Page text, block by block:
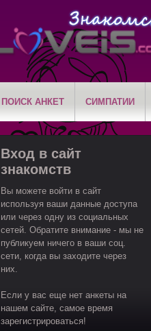
ПОИСК АНКЕТ СИМПАТИИ
Вход в сайт
знакомств
Вы можете войти в сайт
используя ваши данные доступа
или через одну из социальных
сетей. Обратите внимание - мы не
публикуем ничего в ваши соц.
сети, когда вы заходите через
них.
Если у вас еще нет анкеты на
нашем сайте, самое время
зарегистрироваться!